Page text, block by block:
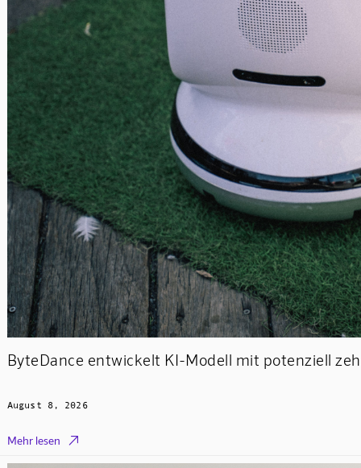
ByteDance entwickelt KI-Modell mit potenziell
August 8, 2026
Mehr lesen 